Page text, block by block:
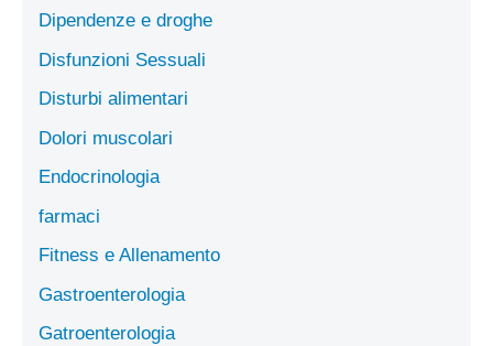
Dipendenze e droghe
Disfunzioni Sessuali
Disturbi alimentari
Dolori muscolari
Endocrinologia
farmaci
Fitness e Allenamento
Gastroenterologia
Gatroenterologia